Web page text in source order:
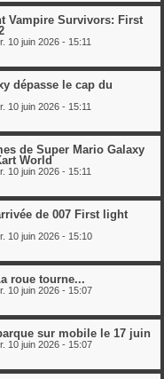
Vampire Survivors: First
10 juin 2026 - 15:11
dépasse le cap du
10 juin 2026 - 15:11
de Super Mario Galaxy
World
10 juin 2026 - 15:11
de 007 First light
10 juin 2026 - 15:10
roue tourne...
10 juin 2026 - 15:07
sur mobile le 17 juin
10 juin 2026 - 15:07